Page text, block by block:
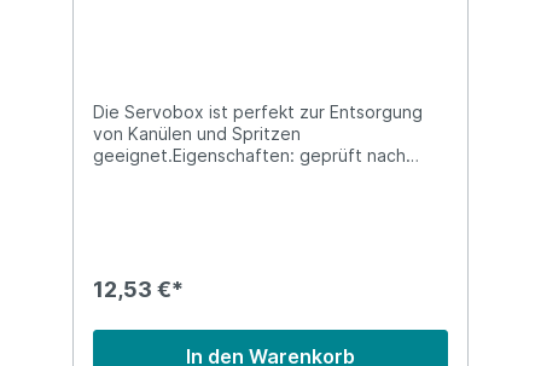
Die Servobox ist perfekt zur Entsorgung
von Kanülen und Spritzen
geeignet.Eigenschaften: geprüft nach
fest in den Schlitz gedrückt wird.
12,53 €*
In den Warenkorb